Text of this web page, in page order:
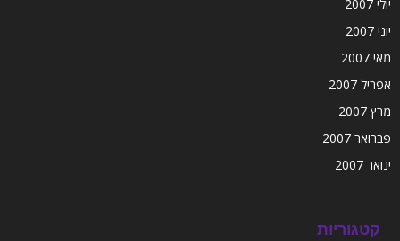
יולי 2007
יוני 2007
מאי 2007
אפריל 2007
מרץ 2007
פברואר 2007
ינואר 2007
קטגוריות